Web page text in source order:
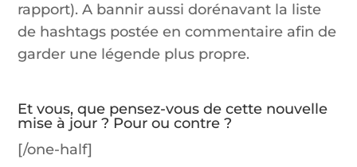
rapport). A bannir aussi dorénavant la liste
de hashtags postée en commentaire afin de
garder une légende plus propre.
Et vous, que pensez-vous de cette nouvelle
mise à jour ? Pour ou contre ?
[/one-half]